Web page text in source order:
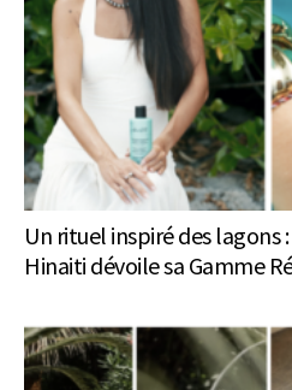
Un rituel inspiré des lagons
Hinaiti dévoile sa Gamme